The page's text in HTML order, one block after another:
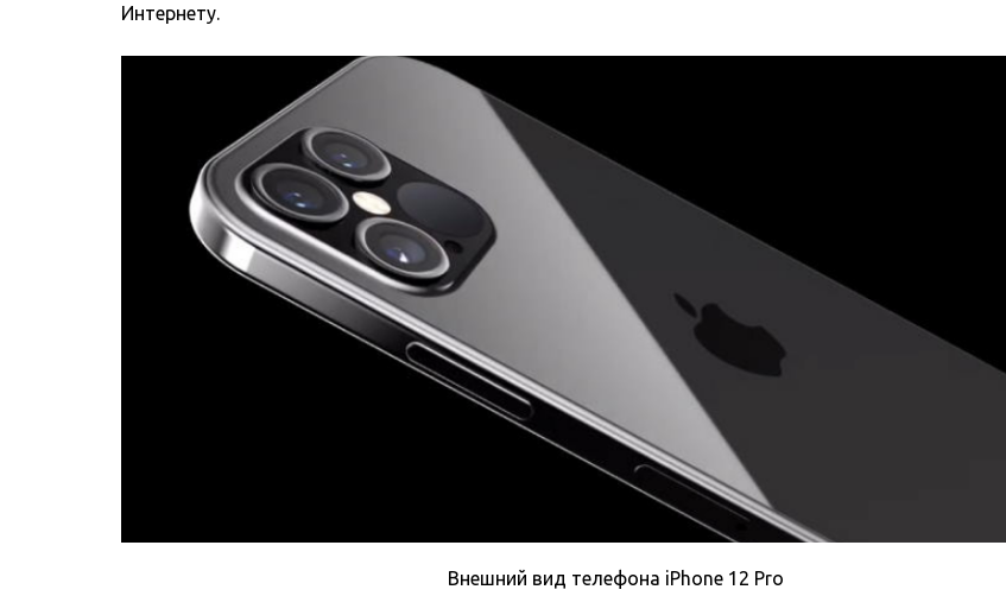
Интернету.
Внешний вид телефона iPhone 12 Pro